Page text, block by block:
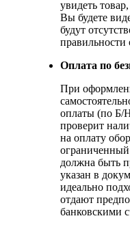
увидеть
Вы будете
будут
правильности
Оплата по
При
оплаты (по Б/
проверит
на оплату
ограниченный
должна быть
указан в
идеально
отдают
банковскими